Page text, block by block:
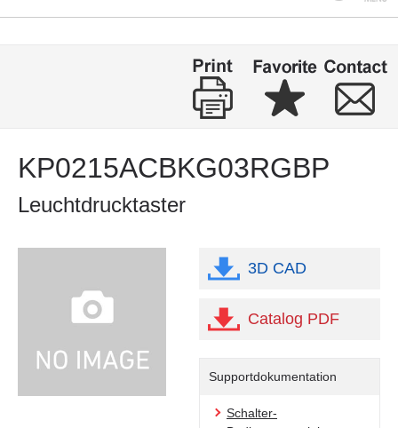
KP0215ACBKG03RGBP
Leuchtdrucktaster
3D CAD
Catalog PDF
Supportdokumentation
Schalter-